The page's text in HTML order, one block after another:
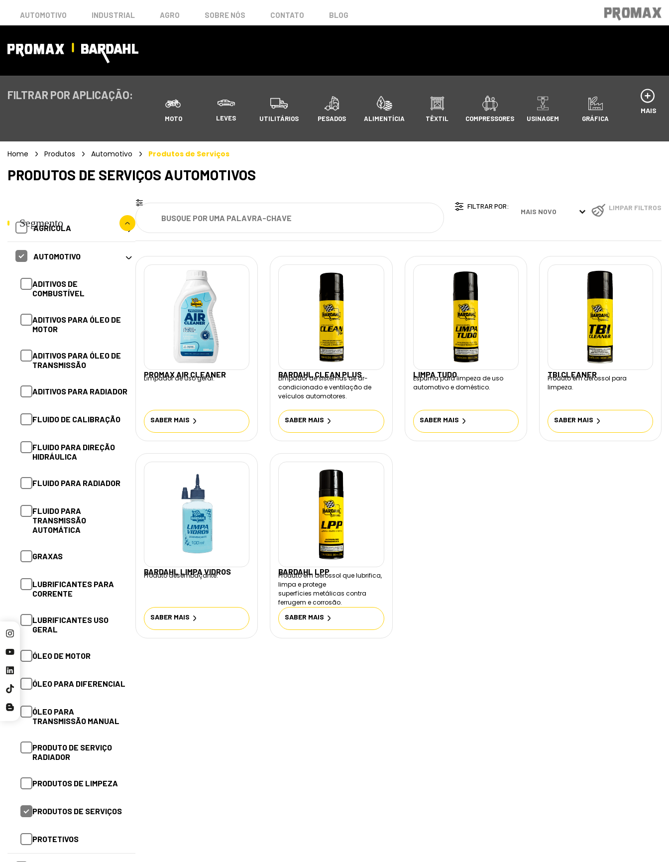
AUTOMOTIVO INDUSTRIAL AGRO SOBRE NÓS CONTATO BLOG
FILTRAR POR APLICAÇÃO:
MOTO LEVES UTILITÁRIOS PESADOS ALIMENTÍCIA TÊXTIL COMPRESSORES USINAGEM GRÁFICA
MAIS
Home Produtos Automotivo Produtos de Serviços
PRODUTOS DE SERVIÇOS AUTOMOTIVOS
Segmento
AGRÍCOLA
ADITIVOS DE
ADITIVOS PARA ÓLEO DE
ADITIVOS PARA ÓLEO DE
ADITIVOS PARA RADIADOR
FLUIDO PARA DIREÇÃO
FLUIDO PARA RADIADOR
FLUIDO PARA
LUBRIFICANTES
LUBRIFICANTES USO
ÓLEO DE MOTOR
ÓLEO PARA DIFERENCIAL
TRANSMISSÃO
PRODUTO DE SERVIÇO
PRODUTOS DE LIMPEZA
PRODUTOS DE SERVIÇOS
AUTOMOTIVO
ADITIVOS DE
COMBUSTÍVEL
ADITIVOS PARA ÓLEO DE
MOTOR
ADITIVOS PARA ÓLEO DE
TRANSMISSÃO
ADITIVOS PARA RADIADOR
FLUIDO DE CALIBRAÇÃO
FLUIDO PARA DIREÇÃO
HIDRÁULICA
FLUIDO PARA RADIADOR
FLUIDO PARA
TRANSMISSÃO
AUTOMÁTICA
GRAXAS
LUBRIFICANTES PARA
CORRENTE
LUBRIFICANTES USO
GERAL
ÓLEO DE MOTOR
ÓLEO PARA DIFERENCIAL
ÓLEO PARA
TRANSMISSÃO MANUAL
PRODUTO DE SERVIÇO
RADIADOR
PRODUTOS DE LIMPEZA
PRODUTOS DE SERVIÇOS
PROTETIVOS
FILTRAR POR: [ PRODUCT_LIST ] FILTER BY
SORT CONTENT LIMPAR FILTROS
PROMAX AIR CLEANER
Limpador de uso geral.
SABER MAIS
BARDAHL CLEAN PLUS
Limpador de sistemas de ar-
condicionado e ventilação de
veículos automotores.
SABER MAIS
LIMPA TUDO
Espuma para limpeza de uso
automotivo e doméstico.
SABER MAIS
TBI CLEANER
Produto em aerossol para
limpeza.
SABER MAIS
BARDAHL LIMPA VIDROS
Produto desembaçante.
SABER MAIS
BARDAHL LPP
Produto em aerossol que lubrifica,
limpa e protege
superfícies metálicas contra
ferrugem e corrosão.
SABER MAIS